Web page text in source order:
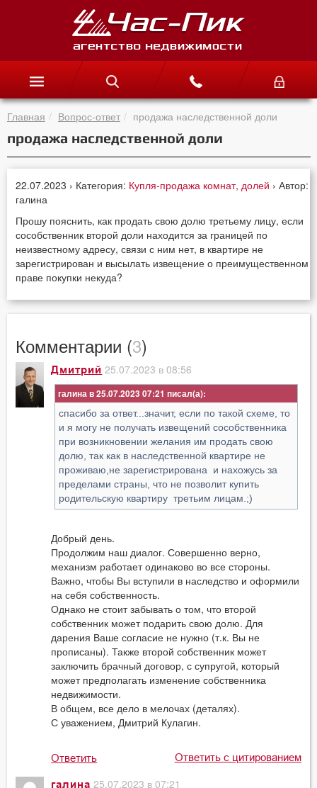
Главная Вопрос-ответ продажа наследственной доли
продажа наследственной доли
22.07.2023 › Категория: Купля-продажа комнат, долей › Автор:
галина
Прошу пояснить, как продать свою долю третьему лицу, если
сособственник второй доли находится за границей по
неизвестному адресу, связи с ним нет, в квартире не
зарегистрирован и высылать извещение о преимущественном
праве покупки некуда?
Комментарии (3)
Дмитрий 25.07.2023 в 08:56
галина в 25.07.2023 07:21
cпасибо за ответ...значит, если по такой схеме, то
и я могу не получать извещений сособственника
при возникновении желания им продать свою
долю, так как в наследственной квартире не
проживаю,не зарегистрирована и нахожусь за
пределами страны, что не позволит купить
родительскую квартиру третьим лицам.;)
Добрый день.
Продолжим наш диалог. Совершенно верно,
механизм работает одинаково во все стороны.
Важно, чтобы Вы вступили в наследство и оформили
на себя собственность.
Однако не стоит забывать о том, что второй
собственник может подарить свою долю. Для
дарения Ваше согласие не нужно (т.к. Вы не
прописаны). Также второй собственник может
заключить брачный договор, с супругой, который
может предполагать изменение собственника
недвижимости.
В общем, все дело в мелочах (деталях).
С уважением, Дмитрий Кулагин.
Ответить Ответить с цитированием
галина 25.07.2023 в 07:21